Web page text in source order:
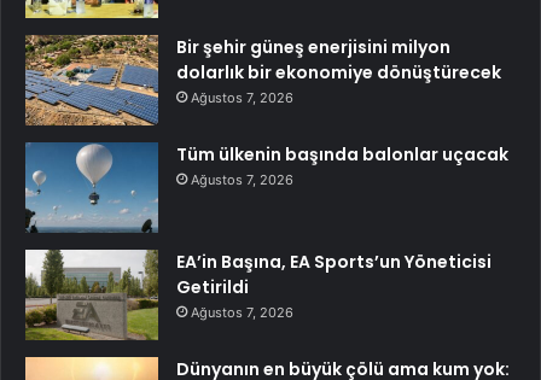
Bir şehir güneş enerjisini milyon
dolarlık bir ekonomiye dönüştürecek
Ağustos 7, 2026
Tüm ülkenin başında balonlar uçacak
Ağustos 7, 2026
EA’in Başına, EA Sports’un Yöneticisi
Getirildi
Ağustos 7, 2026
Dünyanın en büyük çölü ama kum yok: